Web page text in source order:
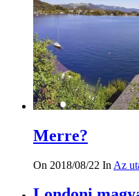
Merre?
On 2018/08/22 In Az